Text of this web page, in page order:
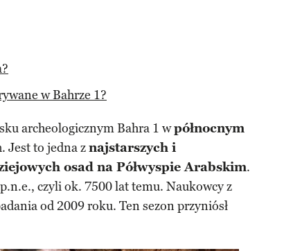
w Bahrze 1?
archeologicznym Bahra 1 wpółnocnym
Jest to jedna znajstarszych i
osad na Półwyspie Arabskim.
czyli ok. 7500 lat temu. Naukowcy z
od 2009 roku. Ten sezon przyniósł